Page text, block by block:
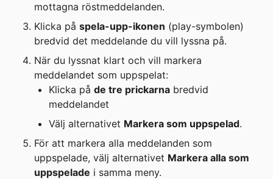
mottagna röstmeddelanden.
Klicka på spela-upp-ikonen (play-symbolen)
bredvid det meddelande du vill lyssna på.
När du lyssnat klart och vill markera
meddelandet som uppspelat:
Klicka på de tre prickarna bredvid
meddelandet
Välj alternativet Markera som uppspelad.
För att markera alla meddelanden som
uppspelade, välj alternativet Markera alla som
uppspelade i samma meny.